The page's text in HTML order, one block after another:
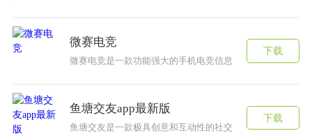
微赛电竞
微赛电竞是一款功能强大的手机电竞信息服务平台。该软
下载
鱼塘交友app最新版
鱼塘交友是一款极具创意和互动性的社交交友应用。无论
下载